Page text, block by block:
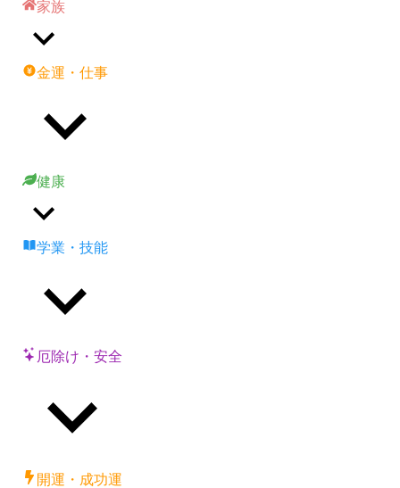
家族
金運・仕事
健康
学業・技能
厄除け・安全
開運・成功運